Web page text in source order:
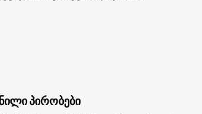
პირობები